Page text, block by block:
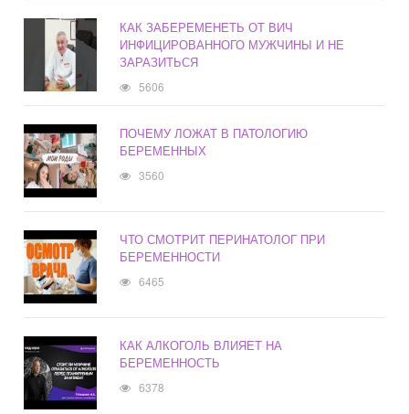
КАК ЗАБЕРЕМЕНЕТЬ ОТ ВИЧ
ИНФИЦИРОВАННОГО МУЖЧИНЫ И НЕ
ЗАРАЗИТЬСЯ
5606
ПОЧЕМУ ЛОЖАТ В ПАТОЛОГИЮ
БЕРЕМЕННЫХ
3560
ЧТО СМОТРИТ ПЕРИНАТОЛОГ ПРИ
БЕРЕМЕННОСТИ
6465
КАК АЛКОГОЛЬ ВЛИЯЕТ НА
БЕРЕМЕННОСТЬ
6378